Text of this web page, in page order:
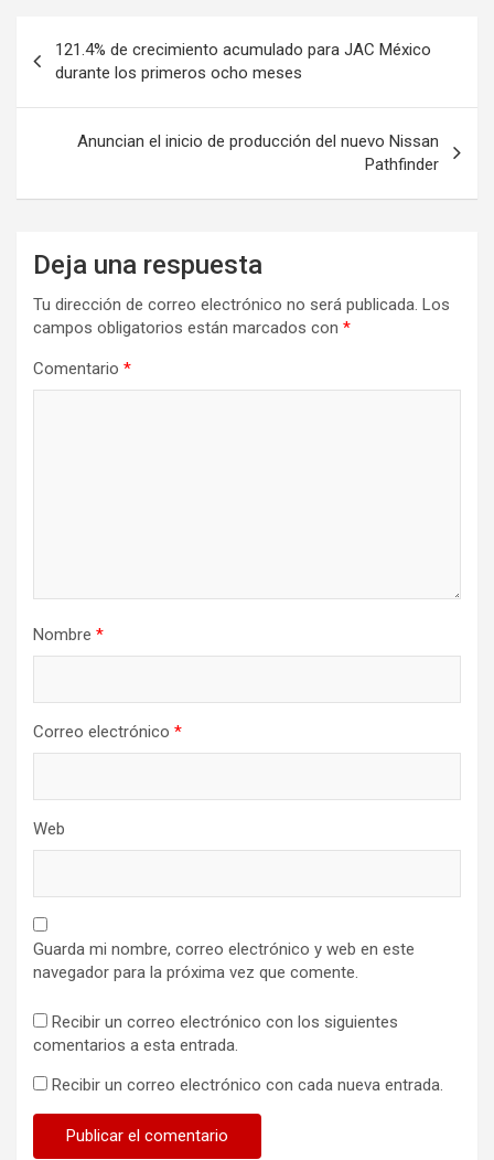
de
entradas
121.4% de crecimiento acumulado para JAC México
durante los primeros ocho meses
Anuncian el inicio de producción del nuevo Nissan
Pathfinder
Deja una respuesta
Tu dirección de correo electrónico no será publicada. Los
campos obligatorios están marcados con *
Comentario *
Nombre *
Correo electrónico *
Web
Guarda mi nombre, correo electrónico y web en este
navegador para la próxima vez que comente.
Recibir un correo electrónico con los siguientes
comentarios a esta entrada.
Recibir un correo electrónico con cada nueva entrada.